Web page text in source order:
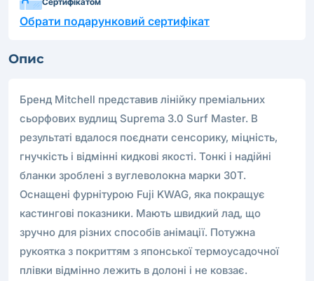
Обрати подарунковий сертифікат
Опис
Бренд Mitchell представив лінійку преміальних
сьорфових вудлищ Suprema 3.0 Surf Master. В
результаті вдалося поєднати сенсорику, міцність,
гнучкість і відмінні кидкові якості. Тонкі і надійні
бланки зроблені з вуглеволокна марки 30T.
Оснащені фурнітурою Fuji KWAG, яка покращує
кастингові показники. Мають швидкий лад, що
зручно для різних способів анімації. Потужна
рукоятка з покриттям з японської термоусадочної
плівки відмінно лежить в долоні і не ковзає.